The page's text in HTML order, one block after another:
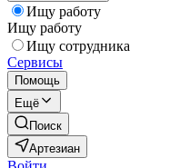
Ищу работу
Ищу работу
Ищу сотрудника
Сервисы
Помощь
Ещё
Поиск
Артезиан